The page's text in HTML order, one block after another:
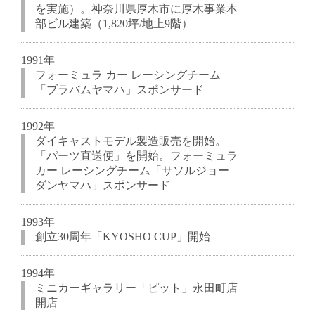
を実施）。神奈川県厚木市に厚木事業本
部ビル建築（1,820坪/地上9階）
1991年
フォーミュラ カー レーシングチーム
「ブラバムヤマハ」スポンサード
1992年
ダイキャストモデル製造販売を開始。
「パーツ直送便」を開始。フォーミュラ
カー レーシングチーム「サソルジョー
ダンヤマハ」スポンサード
1993年
創立30周年「KYOSHO CUP」開始
1994年
ミニカーギャラリー「ピット」永田町店
開店